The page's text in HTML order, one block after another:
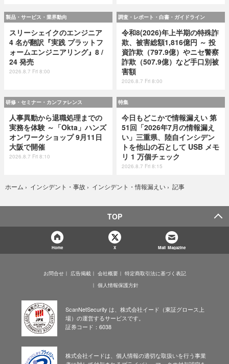
製品・サービス・業界動向
スリーシェイクのエンジニア
4 名が翻訳『実践 プラットフ
ォームエンジニアリング』8 /
24 発売
2026.8.7 Fri 8:00
調査・レポート・白書・ガイドライン
令和8(2026)年上半期の特殊詐
欺、被害総額1,816億円 ～ 投
資詐欺（797.9億）やニセ警察
詐欺（507.9億）など手口別被
害額
2026.8.7 Fri 8:00
研修・セミナー・カンファレンス
人事異動から退職処理までの
実務を体験 ～「Okta」ハンズ
オンワークショップ 9月11日
大阪で開催
2026.8.7 Fri 8:10
特集
今日もどこかで情報漏えい 第
51回「2026年7月の情報漏え
い」三重県、陸自インシデン
トを他山の石として USB メモ
リ 1 万個チェック
2026.8.7 Fri 8:15
ホーム › インシデント・事故 › インシデント・情報漏えい › 記事
TOP
Home X Mail Magazine
お問合せ 広告掲載 会社概要
特定商取引法に基づく表記
個人情報保護方針
ScanNetSecurity は、株式会社イード（東証グロース上
場）の運営するサービスです。
証券コード：6038
株式会社イードは、個人情報の適切な取扱いを行う事業